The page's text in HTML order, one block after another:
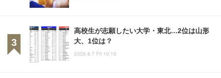
高校生が志願したい大学・東北…2位は山形
大、1位は？
2026.8.7 Fri 10:15